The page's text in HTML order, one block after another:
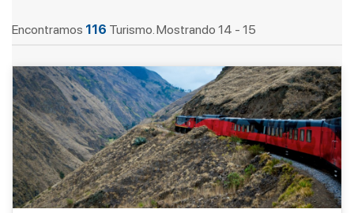
Encontramos 116 Turismo. Mostrando 14 - 15